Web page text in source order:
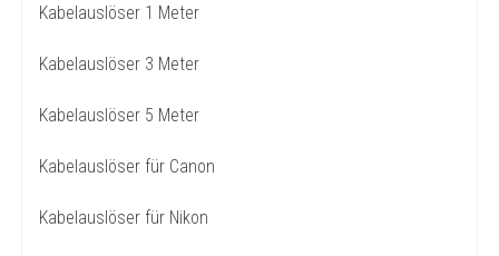
Kabelauslöser 1 Meter
Kabelauslöser 3 Meter
Kabelauslöser 5 Meter
Kabelauslöser für Canon
Kabelauslöser für Nikon